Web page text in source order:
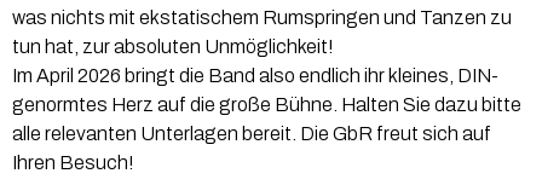
was nichts mit ekstatischem Rumspringen und Tanzen zu
tun hat, zur absoluten Unmöglichkeit!
Im April 2026 bringt die Band also endlich ihr kleines, DIN-
genormtes Herz auf die große Bühne. Halten Sie dazu bitte
alle relevanten Unterlagen bereit. Die GbR freut sich auf
Ihren Besuch!